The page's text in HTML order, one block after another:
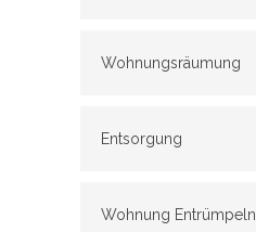
Wohnungsräumung
Entsorgung
Wohnung Entrümpeln